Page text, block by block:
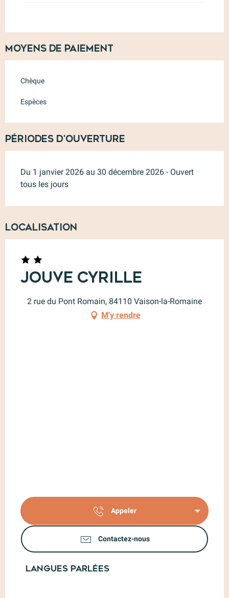
Moyens de paiement
Chèque
Espèces
Périodes d'ouverture
Du 1 janvier 2026 au 30 décembre 2026 - Ouvert
tous les jours
Localisation
Jouve Cyrille
2 rue du Pont Romain, 84110 Vaison-la-Romaine
M'y rendre
Appeler
Contactez-nous
Langues parlées
Langues parlées